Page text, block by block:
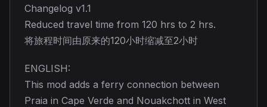
Changelog v1.1
Reduced travel time from 120 hrs to 2 hrs.
将旅程时间由原来的120小时缩减至2小时
ENGLISH:
This mod adds a ferry connection between
Praia in Cape Verde and Nouakchott in West